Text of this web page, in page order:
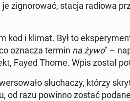
zi­gno­ro­wać, stacja radiowa
kod i klimat. Był to
oznacza termin na żywo" –
Fayed Thome. Wpis został
słu­cha­czy, którzy
od razu powinno zostać